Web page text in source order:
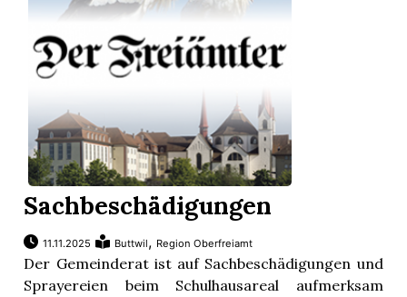
Sachbeschädigungen
11.11.2025 Buttwil, Region Oberfreiamt
Der Gemeinderat ist auf Sachbeschädigungen und
Sprayereien beim Schulhausareal aufmerksam